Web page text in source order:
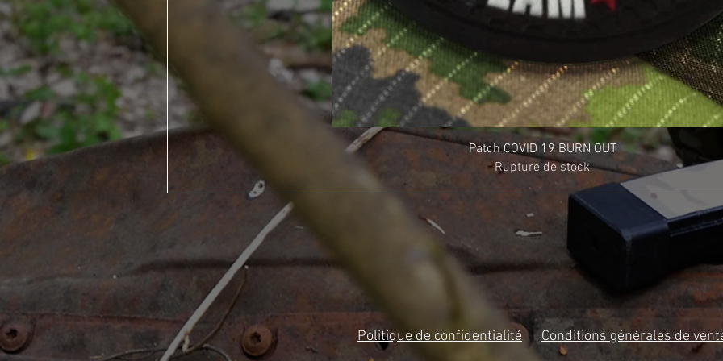
Patch COVID 19 BURN OUT
Rupture de stock
Politique de confidentialité Conditions générales de